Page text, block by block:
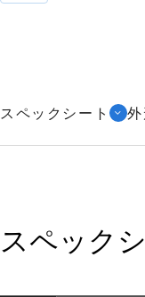
スペックシート
スペック